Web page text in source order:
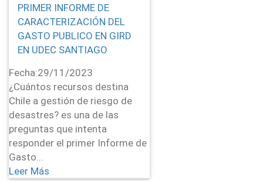
PRIMER INFORME DE
CARACTERIZACIÓN DEL
GASTO PUBLICO EN GIRD
EN UDEC SANTIAGO
Fecha:29/11/2023
¿Cuántos recursos destina
Chile a gestión de riesgo de
desastres? es una de las
preguntas que intenta
responder el primer Informe de
Gasto...
Leer Más